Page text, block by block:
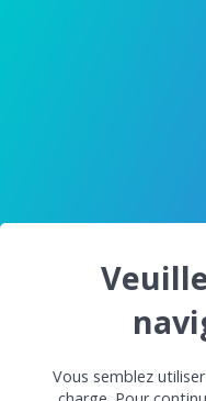
Vous semblez